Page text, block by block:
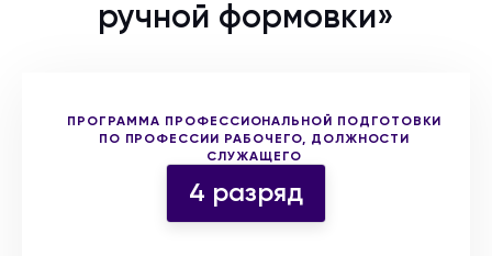
ручной формовки»
ПРОГРАММА ПРОФЕССИОНАЛЬНОЙ ПОДГОТОВКИ
ПО ПРОФЕССИИ РАБОЧЕГО, ДОЛЖНОСТИ
СЛУЖАЩЕГО
Выберите форму участия
4 разряд